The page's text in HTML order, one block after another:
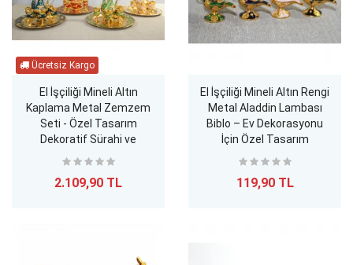
El İşçiliği Mineli Altın
Kaplama Metal Zemzem
Seti - Özel Tasarım
Dekoratif Sürahi ve
Kadehler
2.109,90 TL
El İşçiliği Mineli Altın Rengi
Metal Aladdin Lambası
Biblo – Ev Dekorasyonu
İçin Özel Tasarım
119,90 TL